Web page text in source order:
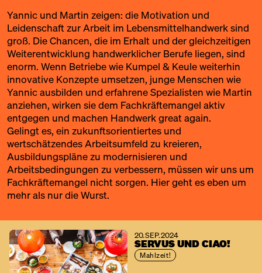
Yannic und Martin zeigen: die Motivation und
Leidenschaft zur Arbeit im Lebensmittelhandwerk sind
groß. Die Chancen, die im Erhalt und der gleichzeitigen
Weiterentwicklung handwerklicher Berufe liegen, sind
enorm. Wenn Betriebe wie Kumpel & Keule weiterhin
innovative Konzepte umsetzen, junge Menschen wie
Yannic ausbilden und erfahrene Spezialisten wie Martin
anziehen, wirken sie dem Fachkräftemangel aktiv
entgegen und machen Handwerk great again.
Gelingt es, ein zukunftsorientiertes und
wertschätzendes Arbeitsumfeld zu kreieren,
Ausbildungspläne zu modernisieren und
Arbeitsbedingungen zu verbessern, müssen wir uns um
Fachkräftemangel nicht sorgen. Hier geht es eben um
mehr als nur die Wurst.
20. SEP. 2024
SERVUS UND CIAO!
Mahlzeit!